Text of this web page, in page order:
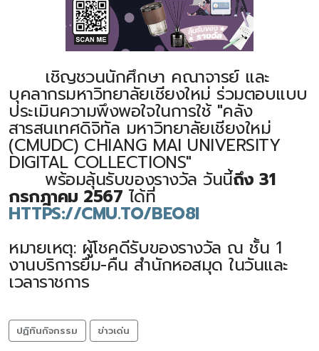
เชิญชวนนักศึกษา คณาจารย์ และ
บุคลากรมหาวิทยาลัยเชียงใหม่ ร่วมตอบแบบ
ประเมินความพึงพอใจในการใช้ "คลัง
สารสนเทศดิจิทัล มหาวิทยาลัยเชียงใหม่
(CMUDC) CHIANG MAI UNIVERSITY
DIGITAL COLLECTIONS"
พร้อมลุ้นรับของรางวัล วันนี้ถึง 31
กรกฎาคม 2567 ได้ที่
HTTPS://CMU.TO/BEO8I
หมายเหตุ: ผู้โชคดีรับของรางวัล ณ ชั้น 1
งานบริการยืม-คืน สำนักหอสมุด ในวันและ
เวลาราชการ
ปฏิทินกิจกรรม ข่าวเด่น